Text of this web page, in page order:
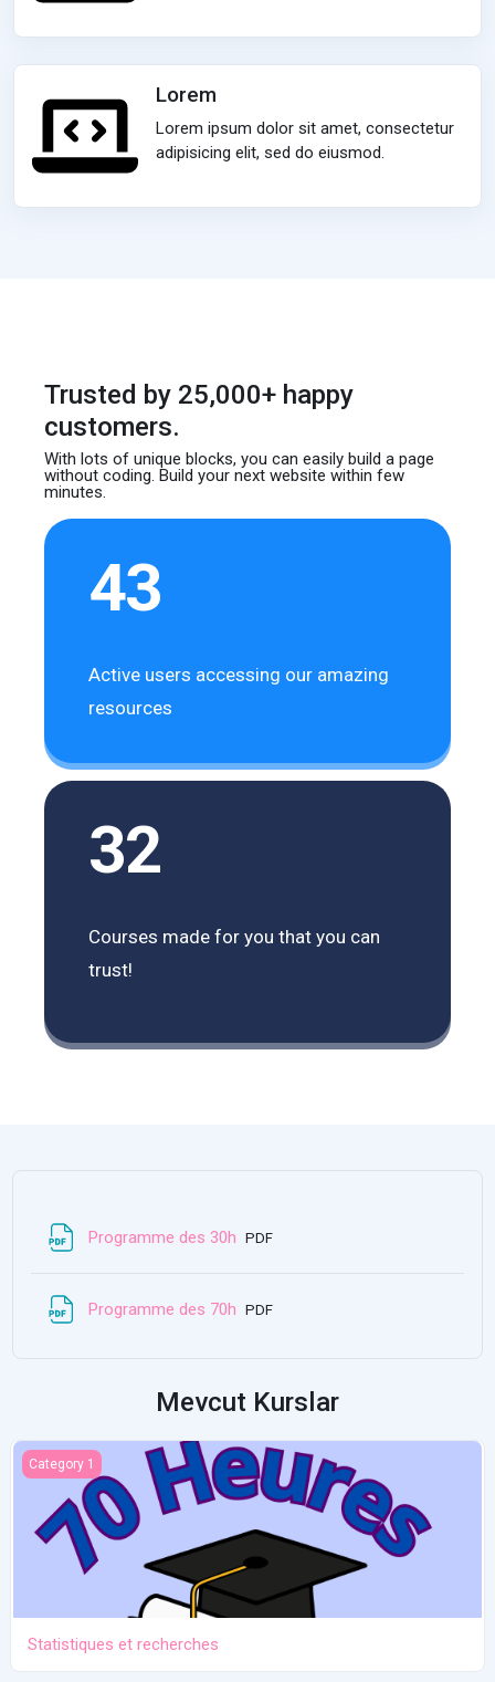
Lorem
Lorem ipsum dolor sit amet, consectetur
adipisicing elit, sed do eiusmod.
Trusted by 25,000+ happy
customers.
With lots of unique blocks, you can easily builda page
without coding. Build your next websitewithin few
minutes.
43
Active users accessing our amazing
resources
32
Courses made for you that you can
trust!
Programme des 30h Dosya
PDF
Programme des 70h Dosya
PDF
Mevcut Kurslar
Statistiques et recherches
Category 1
Statistiques et recherches